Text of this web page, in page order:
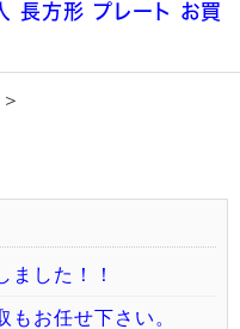
長方形 プレート お買
＞
した！！
お任せ下さい。